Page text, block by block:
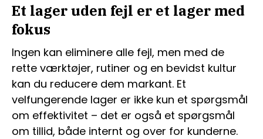
Et lager uden fejl er et lager med
fokus
Ingen kan eliminere alle fejl, men med de
rette værktøjer, rutiner og en bevidst kultur
kan du reducere dem markant. Et
velfungerende lager er ikke kun et spørgsmål
om effektivitet – det er også et spørgsmål
om tillid, både internt og over for kunderne.